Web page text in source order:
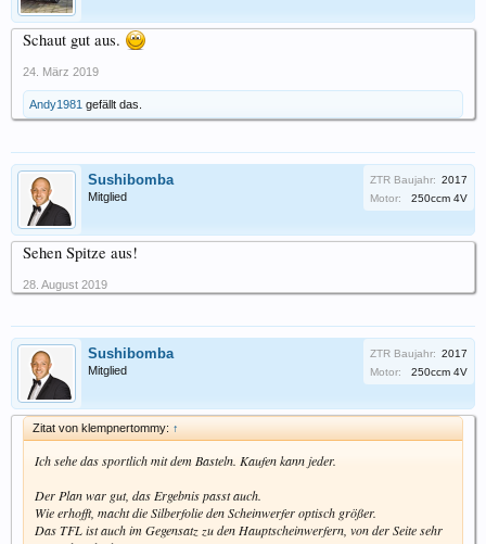
Schaut gut aus.
24. März 2019
Andy1981 gefällt das.
Sushibomba
Mitglied
ZTR Baujahr: 2017
Motor:
250ccm 4V
Sehen Spitze aus!
28. August 2019
Sushibomba
Mitglied
ZTR Baujahr: 2017
Motor:
250ccm 4V
Zitat von klempnertommy: ↑
Ich sehe das sportlich mit dem Basteln. Kaufen kann jeder.
Der Plan war gut, das Ergebnis passt auch.
Wie erhofft, macht die Silberfolie den Scheinwerfer optisch größer.
Das TFL ist auch im Gegensatz zu den Hauptscheinwerfern, von der Seite sehr